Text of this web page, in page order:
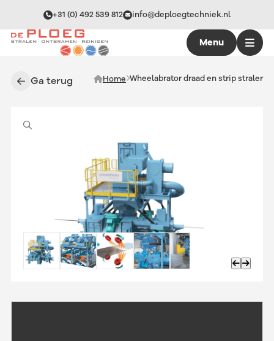
+31 (0) 492 539 812 info@deploegtechniek.nl
Menu
Ga terug Home Wheelabrator draad en strip straler